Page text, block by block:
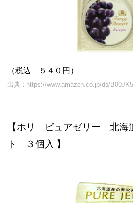
（税込 ５４０円）
出典：https://www.amazon.co.jp/dp/
【ホリ ピュアゼリー 北海
ト ３個入 】